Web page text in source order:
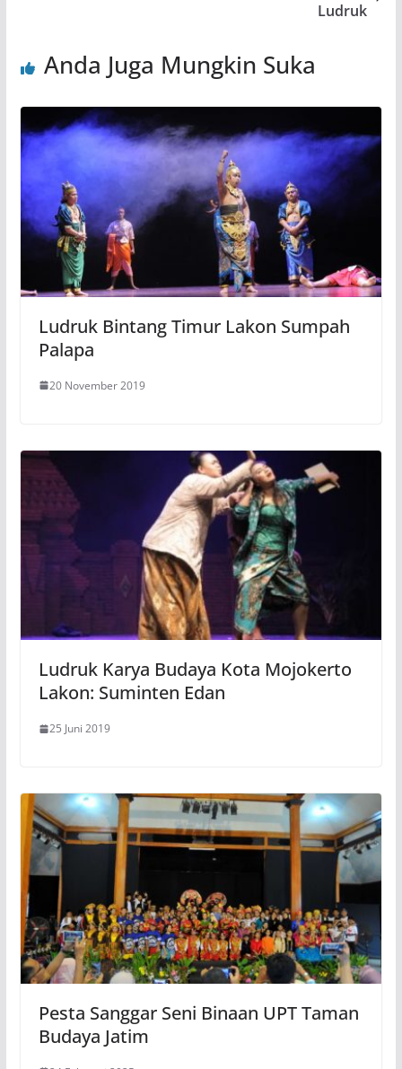
Ludruk
Anda Juga Mungkin Suka
Ludruk Bintang Timur Lakon Sumpah
Palapa
20 November 2019
Ludruk Karya Budaya Kota Mojokerto
Lakon: Suminten Edan
25 Juni 2019
Pesta Sanggar Seni Binaan UPT Taman
Budaya Jatim